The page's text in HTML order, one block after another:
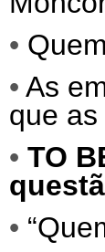
•
• As
que
• TO
•